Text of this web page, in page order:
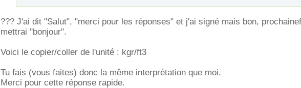
??? J'ai dit "Salut", "merci pour les réponses" et j'ai signé mais bon,
mettrai "bonjour".
Voici le copier/coller de l'unité : kgr/ft3
Tu fais (vous faites) donc la même interprétation que moi.
Merci pour cette réponse rapide.